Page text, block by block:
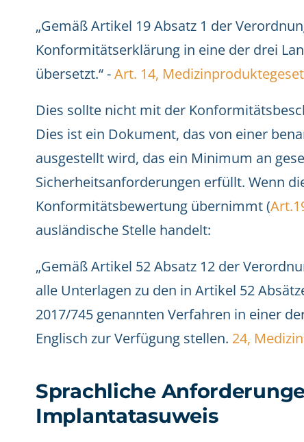
„Gemäß Artikel 19 Absatz 1 der
Konformitätserklärung in eine der drei
übersetzt.“ -Art. 14,
Dies sollte nicht mit der
Dies ist ein Dokument, das von einer
ausgestellt wird, das ein Minimum an
Sicherheitsanforderungen erfüllt. Wenn
Konformitätsbewertung übernimmt (
ausländische Stelle handelt:
„Gemäß Artikel 52 Absatz 12 der
alle Unterlagen zu den in Artikel 52
2017/745 genannten Verfahren in einer
Englisch zur Verfügung stellen. 24,
Sprachliche
Implantatasuweis